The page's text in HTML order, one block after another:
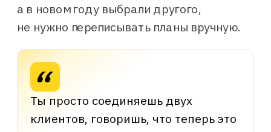
а в новом году выбрали другого,
не нужно переписывать планы вручную.